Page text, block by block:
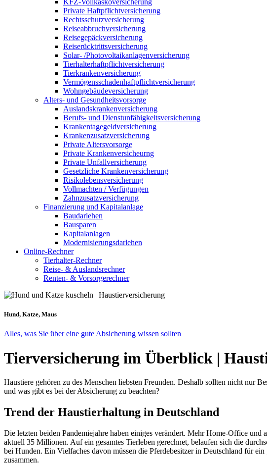
KFZ-Vollkaskoversicherung
Private Haftpflichtversicherung
Rechtsschutzversicherung
Reiseabbruchversicherung
Reisegepäckversicherung
Reiserücktrittsversicherung
Solar- /Photovoltaikanlagenversicherung
Tierhalterhaftpflichtversicherung
Tierkrankenversicherung
Vermögensschadenhaftpflichtversicherung
Wohngebäudeversicherung
Alters- und Gesundheitsvorsorge
Auslandskrankenversicherung
Berufs- und Dienstunfähigkeitsversicherung
Krankentagegeldversicherung
Krankenzusatzversicherung
Private Altersvorsorge
Private Krankenversicheurng
Private Unfallversicherung
Gesetzliche Krankenversicherung
Risikolebensversicherung
Vollmachten / Verfügungen
Zahnzusatzversicherung
Finanzierung und Kapitalanlage
Baudarlehen
Bausparen
Kapitalanlagen
Modernisierungsdarlehen
Online-Rechner
Tierhalter-Rechner
Reise- & Auslandsrechner
Renten- & Vorsorgerechner
Hund, Katze, Maus
Alles, was Sie über eine gute Absicherung wissen sollten
Tierversicherung im Überblick |
Haustiere gehören zu des Menschen liebsten Freunden. Deshalb sollten nicht nur
und was gibt es bei der Absicherung zu beachten?
Trend der Haustierhaltung in Deutschland
Die letzten beiden Pandemiejahre haben einiges verändert. Mehr Home-Office
aktuell 35 Millionen. Auf ein gesamtes Tierleben gerechnet, belaufen sich die
bei Hunden. Ein Vielfaches davon müssen die Pferdebesitzer in Deutschland für
zusammen.